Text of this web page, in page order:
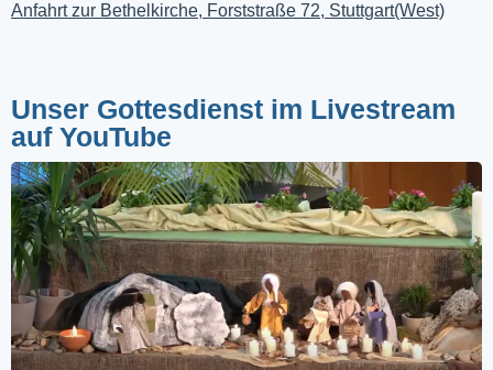
Anfahrt zur Bethelkirche, Forststraße 72, Stuttgart(West)
Unser Gottesdienst im Livestream
auf YouTube